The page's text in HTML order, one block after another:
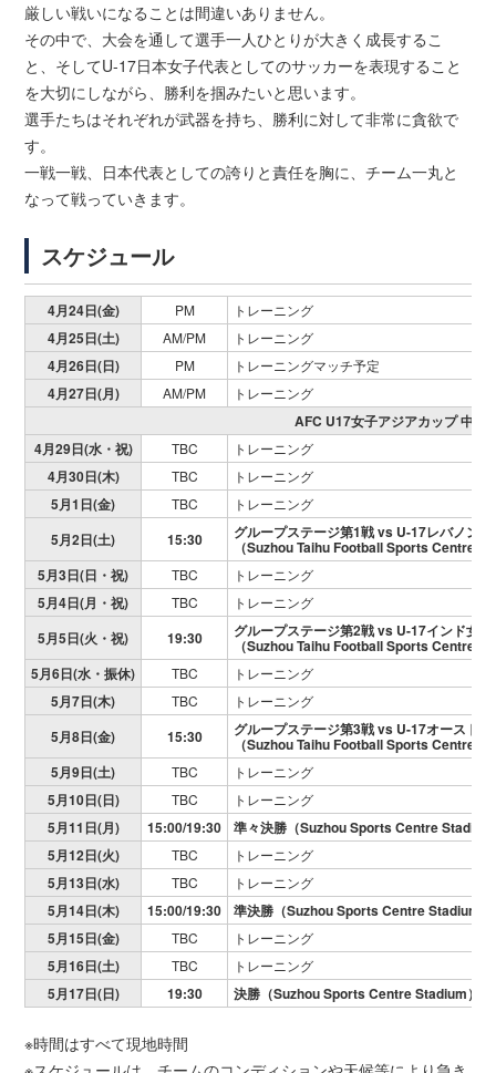
厳しい戦いになることは間違いありません。
その中で、大会を通して選手一人ひとりが大きく成長するこ
と、そしてU-17日本女子代表としてのサッカーを表現すること
を大切にしながら、勝利を掴みたいと思います。
選手たちはそれぞれが武器を持ち、勝利に対して非常に貪欲で
す。
一戦一戦、日本代表としての誇りと責任を胸に、チーム一丸と
なって戦っていきます。
スケジュール
4月24日(金) PM トレーニング
4月25日(土) AM/PM トレーニング
4月26日(日) PM トレーニングマッチ予定
4月27日(月) AM/PM トレーニング
AFC U17女子アジアカップ 中国
4月29日(水・祝)
TBC トレーニング
4月30日(木) TBC トレーニング
5月1日(金) TBC トレーニング
5月2日(土) 15:30 グループステージ第1戦 vs U-17レバノン
（Suzhou Taihu Football Sports Centre
5月3日(日・祝)
TBC トレーニング
5月4日(月・祝) TBC トレーニング
5月5日(火・祝) 19:30 グループステージ第2戦 vs U-17インド女
（Suzhou Taihu Football Sports Centre
5月6日(水・振休)
TBC トレーニング
5月7日(木) TBC トレーニング
5月8日(金) 15:30 グループステージ第3戦 vs U-17オースト
（Suzhou Taihu Football Sports Centre
5月9日(土)
TBC トレーニング
5月10日(日) TBC トレーニング
5月11日(月) 15:00/19:30
準々決勝（Suzhou Sports Centre
5月12日(火)
TBC トレーニング
5月13日(水) TBC トレーニング
5月14日(木) 15:00/19:30
準決勝（Suzhou Sports Centre Stadium）
5月15日(金)
TBC トレーニング
5月16日(土) TBC トレーニング
5月17日(日) 19:30 決勝（Suzhou Sports Centre Stadium）
※時間はすべて現地時間